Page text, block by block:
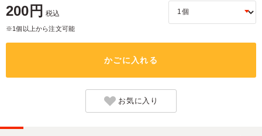
200円 税込
※1個以上から注文可能
かごに入れる
お気に入り